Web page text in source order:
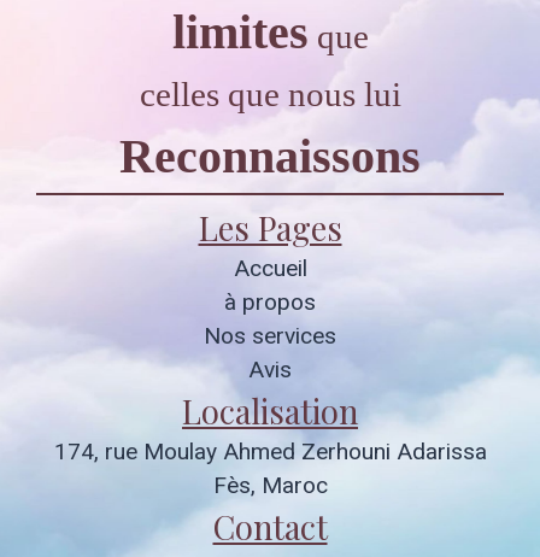
limites que
celles que nous lui
Reconnaissons
Les Pages
Accueil
à propos
Nos services
Avis
Localisation
174, rue Moulay Ahmed Zerhouni Adarissa
Fès, Maroc
Contact